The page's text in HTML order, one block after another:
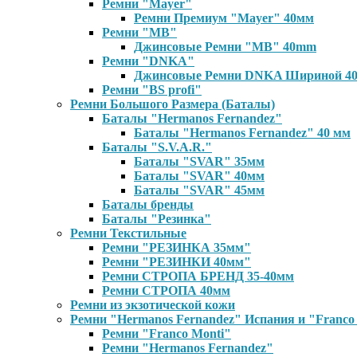
Ремни "Mayer"
Ремни Премиум "Mayer" 40мм
Ремни "MB"
Джинсовые Ремни "MB" 40mm
Ремни "DNKA"
Джинсовые Ремни DNKA Шириной
Ремни "BS profi"
Ремни Большого Размера (Баталы)
Баталы "Hermanos Fernandez"
Баталы "Hermanos Fernandez" 40 мм
Баталы "S.V.A.R."
Баталы "SVAR" 35мм
Баталы "SVAR" 40мм
Баталы "SVAR" 45мм
Баталы бренды
Баталы "Резинка"
Ремни Текстильные
Ремни "РЕЗИНКА 35мм"
Ремни "РЕЗИНКИ 40мм"
Ремни СТРОПА БРЕНД 35-40мм
Ремни СТРОПА 40мм
Ремни из экзотической кожи
Ремни "Hermanos Fernandez" Испания и
Ремни "Franсo Monti"
Ремни "Hermanos Fernandez"